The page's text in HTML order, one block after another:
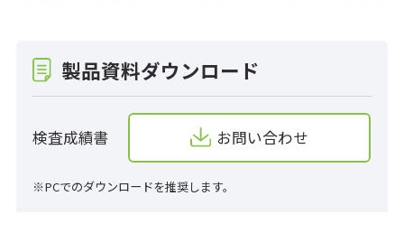
製品資料ダウンロード
検査成績書 お問い合わせ
※PCでのダウンロードを推奨します。